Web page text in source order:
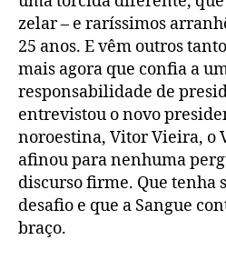
zelar – e raríssimos
25 anos. E vêm outros
mais agora que confia a
responsabilidade de
entrevistou o novo
noroestina, Vitor Vieira, o
afinou para nenhuma
discurso firme. Que tenha
desafio e que a Sangue
braço.